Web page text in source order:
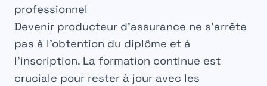
professionnel
Devenir producteur d’assurance ne s’arrête
pas à l’obtention du diplôme et à
l’inscription. La formation continue est
cruciale pour rester à jour avec les